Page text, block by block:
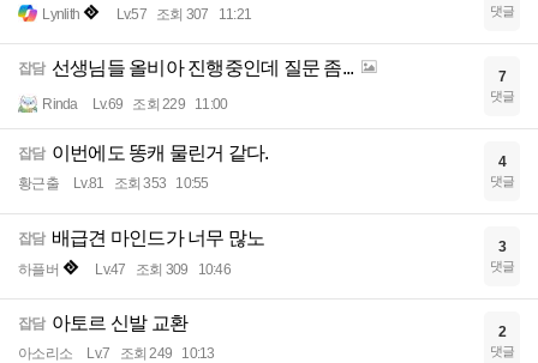
Lynlith Lv.57 조회 307 11:21 댓글
잡담 선생님들 올비아 진행중인데 질문 좀...
Rinda Lv.69 조회 229 11:00
7
댓글
잡담 이번에도 똥캐 물린거 같다.
황근출 Lv.81 조회 353 10:55
4
댓글
잡담 배급견 마인드가 너무 많노
하플버 Lv.47 조회 309 10:46
3
댓글
잡담 아토르 신발 교환
아소리소 Lv.7 조회 249 10:13
2
댓글